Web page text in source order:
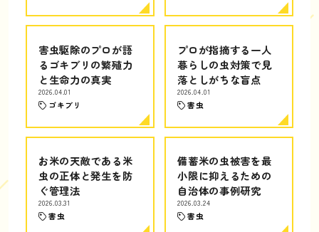
害虫駆除のプロが語
るゴキブリの繁殖力
と生命力の真実
2026.04.01
ゴキブリ
プロが指摘する一人
暮らしの虫対策で見
落としがちな盲点
2026.04.01
害虫
お米の天敵である米
虫の正体と発生を防
ぐ管理法
2026.03.31
害虫
備蓄米の虫被害を最
小限に抑えるための
自治体の事例研究
2026.03.24
害虫